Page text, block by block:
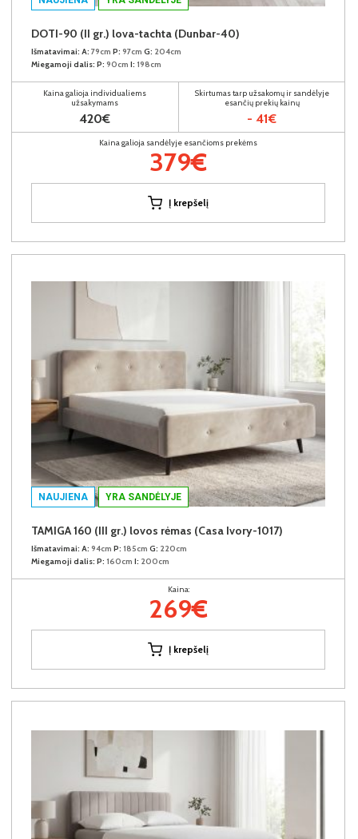
DOTI-90 (II gr.) lova-tachta (Dunbar-40)
Išmatavimai: A: 79cm P: 97cm G: 204cm
Miegamoji dalis: P: 90cm I: 198cm
Kaina galioja individualiems
užsakymams
420€
Skirtumas tarp užsakomų ir sandėlyje
esančių prekių kainų
- 41€
Kaina galioja sandėlyje esančioms prekėms
379€
Į krepšelį
NAUJIENA YRA SANDĖLYJE
TAMIGA 160 (III gr.) lovos rėmas (Casa Ivory-1017)
Išmatavimai: A: 94cm P: 185cm G: 220cm
Miegamoji dalis: P: 160cm I: 200cm
Kaina:
269€
Į krepšelį